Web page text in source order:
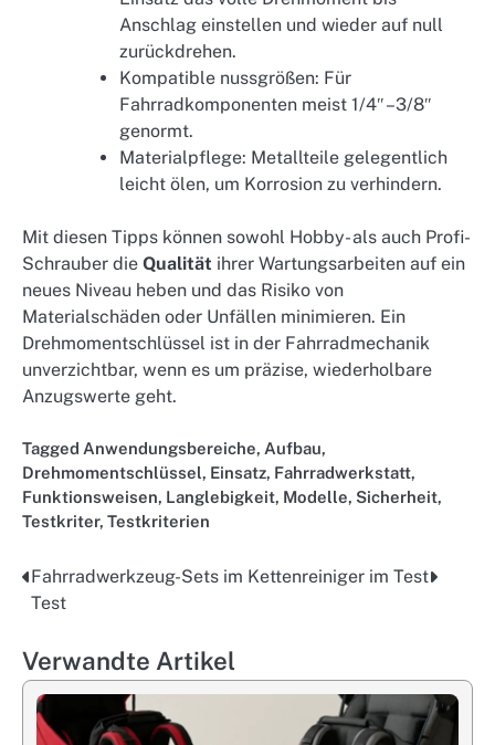
Anschlag einstellen und wieder auf null
zurückdrehen.
Kompatible nussgrößen: Für
Fahrradkomponenten meist 1/4″ – 3/8″
genormt.
Materialpflege: Metallteile gelegentlich
leicht ölen, um Korrosion zu verhindern.
Mit diesen Tipps können sowohl Hobby- als auch Profi-
Schrauber die Qualität ihrer Wartungsarbeiten auf ein
neues Niveau heben und das Risiko von
Materialschäden oder Unfällen minimieren. Ein
Drehmomentschlüssel ist in der Fahrradmechanik
unverzichtbar, wenn es um präzise, wiederholbare
Anzugswerte geht.
Tagged Anwendungsbereiche, Aufbau,
Drehmomentschlüssel, Einsatz, Fahrradwerkstatt,
Funktionsweisen, Langlebigkeit, Modelle, Sicherheit,
Testkriter, Testkriterien
Post
Fahrradwerkzeug-Sets im
Test
Kettenreiniger im Test
Verwandte Artikel